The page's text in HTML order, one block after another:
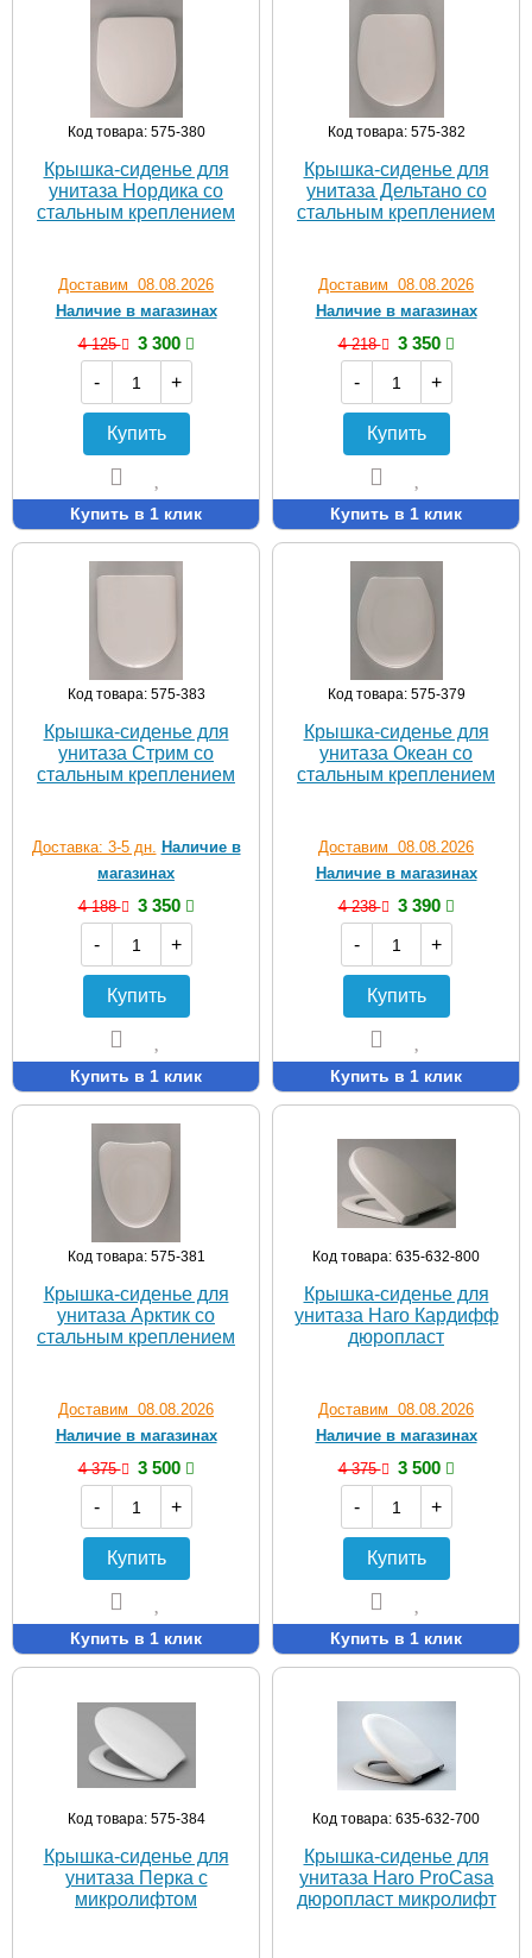
Код товара: 575-380
Крышка-сиденье для
унитаза Нордика со
стальным креплением
Доставим 08.08.2026
Наличие в магазинах
4 125
3 300
-
+
Купить
Купить в 1 клик
Код товара: 575-382
Крышка-сиденье для
унитаза Дельтано со
стальным креплением
Доставим 08.08.2026
Наличие в магазинах
4 218
3 350
-
+
Купить
Купить в 1 клик
Код товара: 575-383
Крышка-сиденье для
унитаза Стрим со
стальным креплением
Доставка: 3-5 дн. Наличие в
магазинах
4 188
3 350
-
+
Купить
Купить в 1 клик
Код товара: 575-379
Крышка-сиденье для
унитаза Океан со
стальным креплением
Доставим 08.08.2026
Наличие в магазинах
4 238
3 390
-
+
Купить
Купить в 1 клик
Код товара: 575-381
Крышка-сиденье для
унитаза Арктик со
стальным креплением
Доставим 08.08.2026
Наличие в магазинах
4 375
3 500
-
+
Купить
Купить в 1 клик
Код товара: 635-632-800
Крышка-сиденье для
унитаза Haro Кардифф
дюропласт
Доставим 08.08.2026
Наличие в магазинах
4 375
3 500
-
+
Купить
Купить в 1 клик
Код товара: 575-384
Крышка-сиденье для
унитаза Перка с
микролифтом
Код товара: 635-632-700
Крышка-сиденье для
унитаза Haro ProCasa
дюропласт микролифт